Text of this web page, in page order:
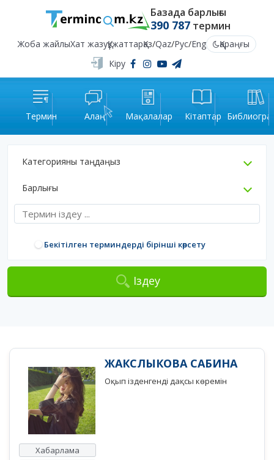
Базада барлығы
390 787термин
Жоба жайлыХат жазуҚұжаттарҚаз/Qaz/Рус/Eng
Қараңғы
Кіру
Термин Алаң Мақалалар Кітаптар
Категорияны таңдаңыз
Барлығы
Бекітілген терминдерді бірінші көрсету
Іздеу
Хабарлама
ЖАКСЛЫКОВА САБИНА
Оқып ізденгенді дақсы көремін